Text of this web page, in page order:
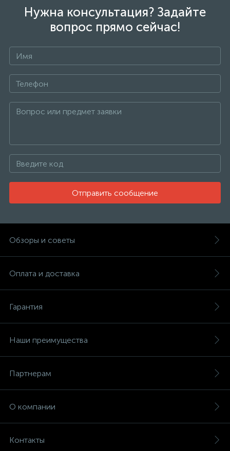
Нужна консультация? Задайте
вопрос прямо сейчас!
Отправить сообщение
Обзоры и советы
Оплата и доставка
Гарантия
Наши преимущества
Партнерам
О компании
Контакты